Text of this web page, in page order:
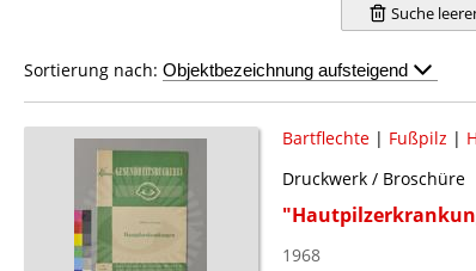
Suche
Sortierung nach:
Bartflechte| Fußpilz |
Druckwerk / Broschüre
1968